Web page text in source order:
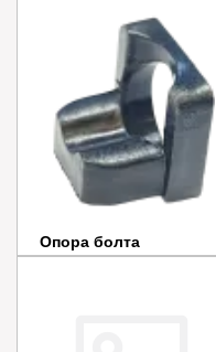
Опора болта
натяжителя цепи 240